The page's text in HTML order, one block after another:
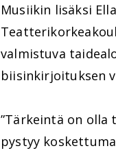
Musiikin lisäksi
valmistuva
biisinkirjoituksen
”Tärkeintä on
pystyy